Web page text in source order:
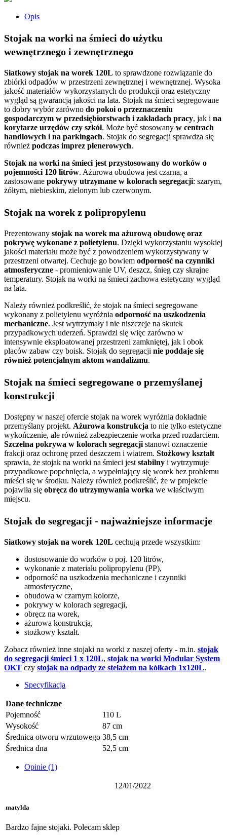
Opis
Stojak na worki na śmieci do użytku
wewnętrznego i zewnętrznego
Siatkowy stojak na worek 120L to sprawdzone rozwiązanie do
zbiórki odpadów w przestrzeni zewnętrznej i wewnętrznej. Wysoka
jakość materiałów wykorzystanych do produkcji oraz estetyczny
wygląd są gwarancją jakości na lata. Stojak na śmieci segregowane
to dobry wybór zarówno do pokoi o przeznaczeniu
gospodarczym w przedsiębiorstwach i zakładach pracy, jak i na
korytarze urzędów czy szkół. Może być stosowany w centrach
handlowych i na parkingach. Stojak do segregacji sprawdza się
również podczas imprez plenerowych.
Stojak na worki na śmieci jest przystosowany do worków o
pojemności 120 litrów. Ażurowa obudowa jest czarna, a
zastosowane pokrywy utrzymane w kolorach segregacji: szarym,
żółtym, niebieskim, zielonym lub czerwonym.
Stojak na worek z polipropylenu
Prezentowany stojak na worek ma ażurową obudowę oraz
pokrywę wykonane z polietylenu. Dzięki wykorzystaniu wysokiej
jakości materiału może być z powodzeniem wykorzystywany w
przestrzeni otwartej. Cechuje go bowiem odporność na czynniki
atmosferyczne - promieniowanie UV, deszcz, śnieg czy skrajne
temperatury. Stojak na worki na śmieci zachowa estetyczny wygląd
na lata.
Należy również podkreślić, że stojak na śmieci segregowane
wykonany z polietylenu wyróżnia odporność na uszkodzenia
mechaniczne. Jest wytrzymały i nie niszczeje na skutek
przypadkowych uderzeń. Sprawdzi się więc zarówno w
intensywnie eksploatowanej przestrzeni zamkniętej, jak i obok
placów zabaw czy boisk. Stojak do segregacji nie poddaje się
również potencjalnym aktom wandalizmu.
Stojak na śmieci segregowane o przemyślanej
konstrukcji
Dostępny w naszej ofercie stojak na worek wyróżnia dokładnie
przemyślany projekt. Ażurowa konstrukcja to nie tylko estetyczne
wykończenie, ale również zabezpieczenie worka przed rozdarciem.
Szczelna pokrywa w kolorach segregacji stanowi oznaczenie
frakcji oraz ochronę przed deszczem i wiatrem. Stożkowy kształt
sprawia, że stojak na worki na śmieci jest stabilny i wytrzymuje
przypadkowe popchnięcia, a wypełniający się worek bez problemu
mieści się w środku. Należy również podkreślić, że w projekcie
pojawiła się obręcz do utrzymywania worka we właściwym
miejscu.
Stojak do segregacji - najważniejsze informacje
Siatkowy stojak na worek 120L cechują przede wszystkim:
dostosowanie do worków o poj. 120 litrów,
wykonanie z materiału polipropylenu (PP),
odporność na uszkodzenia mechaniczne i czynniki
atmosferyczne,
obudowa w czarnym kolorze,
pokrywy w kolorach segregacji,
obręcz na worek,
ażurowa konstrukcja,
stożkowy kształt.
Zobacz również inne stojaki na worki z naszej oferty - m.in. stojak
do segregacji śmieci 1 x 120L, stojak na worki Modular System
OKT czy stojak na odpady ze stelażem na kółkach 1x120L.
Specyfikacja
Dane techniczne
Pojemność
110 L
Wysokość
87 cm
Średnica otworu wrzutowego 38,5 cm
Średnica dna
52,5 cm
Opinie (1)
12/01/2022
matylda
Bardzo fajne stojaki. Polecam sklep